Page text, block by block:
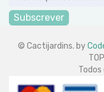
Subscrever
© Cactijardins. by